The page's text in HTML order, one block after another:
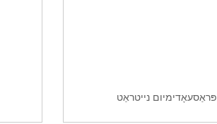
פּראַסעאָדימיום נייטראַט